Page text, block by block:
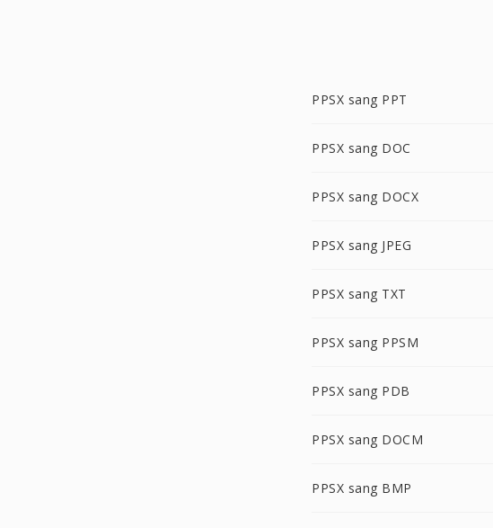
PPSX sang PPT
PPSX sang DOC
PPSX sang DOCX
PPSX sang JPEG
PPSX sang TXT
PPSX sang PPSM
PPSX sang PDB
PPSX sang DOCM
PPSX sang BMP